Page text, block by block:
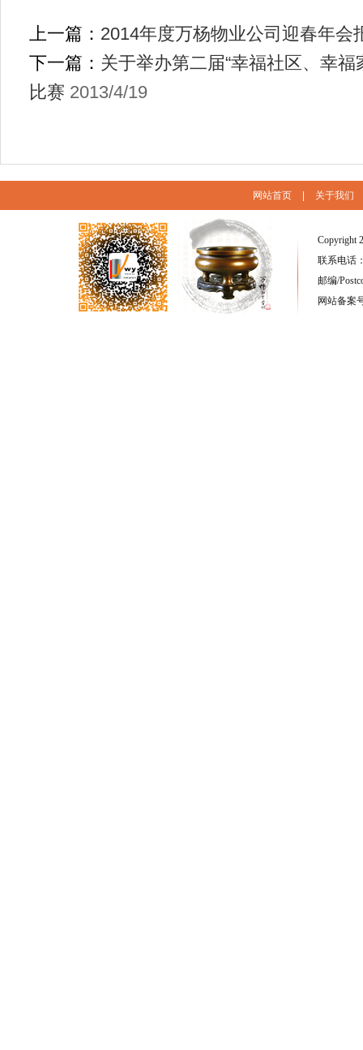
上一篇： 2014年度万杨物业公司迎春年会
下一篇： 关于举办第二届“幸福社区、幸
比赛 2013/4/19
网站首页 关于我们
Copyright
联系电话
邮编/
网站备案